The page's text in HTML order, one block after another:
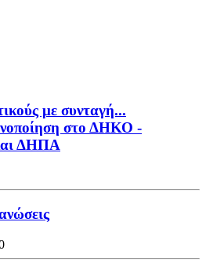
με συνταγή...
στο ΔΗΚΟ -
ΔΗΠΑ